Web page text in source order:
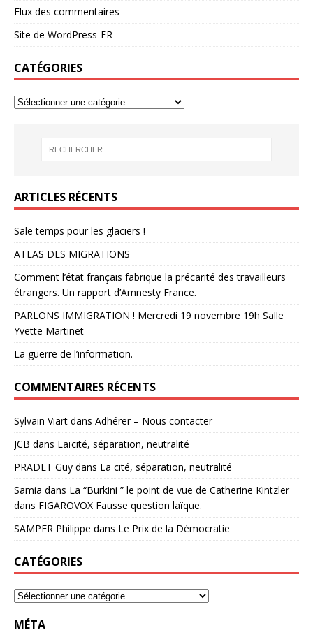
Flux des commentaires
Site de WordPress-FR
CATÉGORIES
ARTICLES RÉCENTS
Sale temps pour les glaciers !
ATLAS DES MIGRATIONS
Comment l’état français fabrique la précarité des travailleurs
étrangers. Un rapport d’Amnesty France.
PARLONS IMMIGRATION ! Mercredi 19 novembre 19h Salle
Yvette Martinet
La guerre de l’information.
COMMENTAIRES RÉCENTS
Sylvain Viart dans Adhérer – Nous contacter
JCB dans Laïcité, séparation, neutralité
PRADET Guy dans Laïcité, séparation, neutralité
Samia dans La “Burkini ” le point de vue de Catherine Kintzler
dans FIGAROVOX Fausse question laïque.
SAMPER Philippe dans Le Prix de la Démocratie
CATÉGORIES
MÉTA